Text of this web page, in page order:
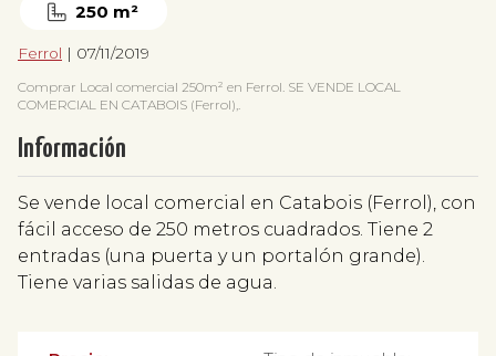
250 m²
Ferrol | 07/11/2019
Comprar Local comercial 250m² en Ferrol. SE VENDE LOCAL
COMERCIAL EN CATABOIS (Ferrol),.
Información
Se vende local comercial en Catabois (Ferrol), con
fácil acceso de 250 metros cuadrados. Tiene 2
entradas (una puerta y un portalón grande).
Tiene varias salidas de agua.